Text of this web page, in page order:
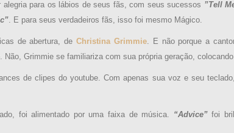
para os lábios de seus fãs, com seus sucessos ”Tell
. E para seus verdadeiros fãs, isso foi mesmo Mágico.
de abertura, deChristina Grimmie. E não porque a
Não, Grimmie se familiariza com sua própria geração,
de clipes do youtube. Com apenas sua voz e seu
foi alimentado por uma faixa de música. “Advice” foi